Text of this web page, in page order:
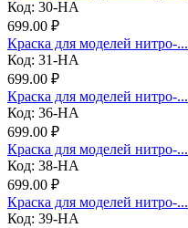
Код: 30-НА
699.00 ₽
Краска для моделей нитро-...
Код: 31-НА
699.00 ₽
Краска для моделей нитро-...
Код: 36-НА
699.00 ₽
Краска для моделей нитро-...
Код: 38-НА
699.00 ₽
Краска для моделей нитро-...
Код: 39-НА